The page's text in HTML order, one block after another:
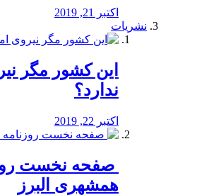
اکتبر 21, 2019
نشریات
این کشور مگر
ندارد؟
اکتبر 22, 2019
صفحه نخست
همشهری البرز